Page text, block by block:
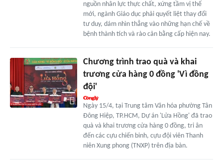
nguồn nhân lực thực chất, xứng tầm vị thế
mới, ngành Giáo dục phải quyết liệt thay đổi
tư duy, dám nhìn thẳng vào những hạn chế về
bệnh thành tích và rào cản bằng cấp hiện nay.
Chương trình trao quà và khai
trương cửa hàng 0 đồng 'Vì đồng
đội'
Ngày 15/4, tại Trung tâm Văn hóa phường Tân
Đông Hiệp, TP.HCM, Dự án 'Lửa Hồng' đã trao
quà và khai trương cửa hàng 0 đồng, tri ân
đến các cựu chiến binh, cựu đội viên Thanh
niên Xung phong (TNXP) trên địa bàn.